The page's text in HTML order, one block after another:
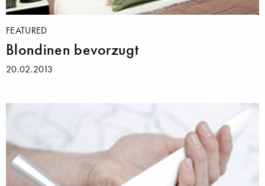
FEATURED
Blondinen bevorzugt
20.02.2013